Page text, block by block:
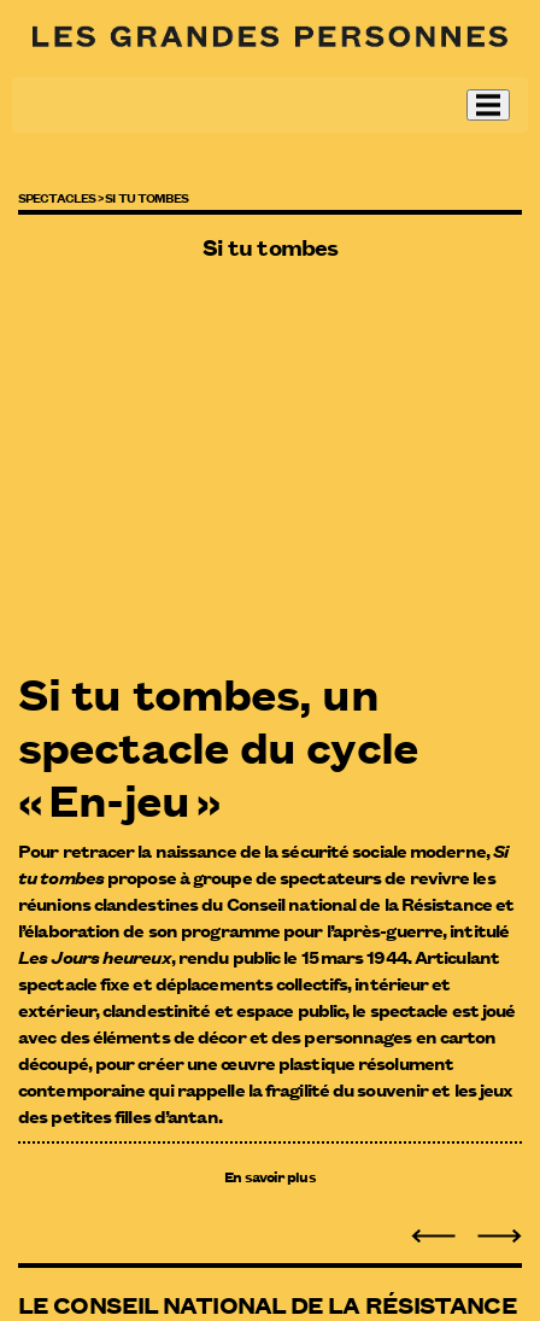
SPECTACLES >SI TU TOMBES
Si tu tombes
Si tu tombes, un
spectacle du cycle
« En-jeu »
Pour retracer la naissance de la sécurité sociale moderne,Si
tu tombespropose à groupe de spectateurs de revivre les
réunions clandestines du Conseil national de la Résistance et
l’élaboration de son programme pour l’après-guerre, intitulé
Les Jours heureux, rendu public le 15 mars 1944. Articulant
spectacle fixe et déplacements collectifs, intérieur et
extérieur, clandestinité et espace public, le spectacle est joué
avec des éléments de décor et des personnages en carton
découpé, pour créer une œuvre plastique résolument
contemporaine qui rappelle la fragilité du souvenir et les jeux
des petites filles d’antan.
En savoir plus
LE CONSEIL NATIONAL DE LA RÉSISTANCE